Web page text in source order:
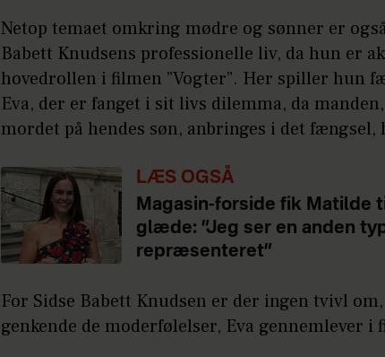
Netop temaet omkring mødre og sønner er
Babett Knudsens professionelle liv, da hun er
hovedrollen i filmen ”Vogter”. Her spiller hun
Eva, der er fanget i sit livs dilemma, da
mordet på hendes søn, anbringes i det fængsel,
LÆS OGSÅ
Magasin-forside fik Matilde
glæde: ”Jeg ser en anden
repræsenteret”
For Sidse Babett Knudsen er der ingen tvivl
genkende de moderfølelser, Eva gennemlever i